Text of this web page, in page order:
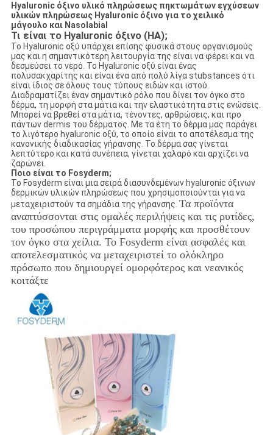
Hyaluronic όξινο υλικό πληρώσεως πηκτωμάτων εγχύσεων
υλικών πληρώσεως Hyaluronic όξινο για το χειλικό
μάγουλο και Nasolabial
Τι είναι το Hyaluronic όξινο (HA);
Το Hyaluronic οξύ υπάρχει επίσης φυσικά στους οργανισμούς
μας και η σημαντικότερη λειτουργία της είναι να φέρει και να
δεσμεύσει το νερό. Το Hyaluronic οξύ είναι ένας
πολυσακχαρίτης και είναι ένα από πολύ λίγα stubstances ότι
είναι ίδιος σε όλους τους τύπους ειδών και ιστού.
Διαδραματίζει έναν σημαντικό ρόλο που δίνει τον όγκο στο
δέρμα, τη μορφή στα μάτια και την ελαστικότητα στις ενώσεις.
Μπορεί να βρεθεί στα μάτια, τένοντες, αρθρώσεις, και προ
πάντων dermis του δέρματος. Με τα έτη το δέρμα μας παράγει
το λιγότερο hyaluronic οξύ, το οποίο είναι το αποτέλεσμα της
κανονικής διαδικασίας γήρανσης. Το δέρμα σας γίνεται
λεπτύτερο και κατά συνέπεια, γίνεται χαλαρό και αρχίζει να
ζαρώνει.
Ποιο είναι το Fosyderm;
Το Fosyderm είναι μια σειρά διασυνδεμένων hyaluronic όξινων
δερμικών υλικών πληρώσεως που χρησιμοποιούνται για να
μεταχειριστούν τα σημάδια της γήρανσης. Τα προϊόντα
αναπτύσσονται στις ομαλές περιλήψεις και τις ρυτίδες,
του προσώπου περιγράμματα μορφής και προσθέτουν
τον όγκο στα χείλια. Το Fosyderm είναι ασφαλές και
αποτελεσματικός να μεταχειριστεί το ολόκληρο
πρόσωπο που δημιουργεί ομορφότερος και νεανικός
κοιτάξτε